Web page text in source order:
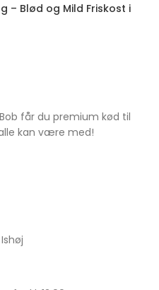
– Blød og Mild Friskost i
får du premium kød til
kan være med!